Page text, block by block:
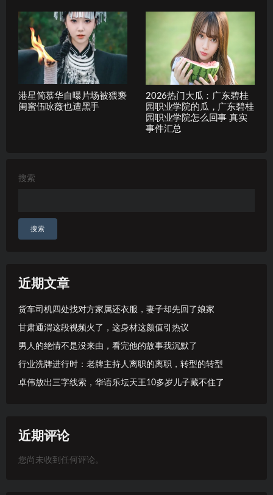
港星简慕华自曝片场被猥亵
闺蜜伍咏薇也遭黑手
2026热门大瓜：广东碧桂
园职业学院的瓜，广东碧桂
园职业学院怎么回事 真实
事件汇总
搜索
搜索
近期文章
货车司机四处找对方家属还衣服，妻子却先回了娘家
甘肃通渭这段视频火了，这身材这颜值引热议
男人的绝情不是没来由，看完他的故事我沉默了
行业洗牌进行时：老牌主持人离职的离职，转型的转型
卓伟放出三字线索，华语乐坛天王10多岁儿子藏不住了
近期评论
您尚未收到任何评论。